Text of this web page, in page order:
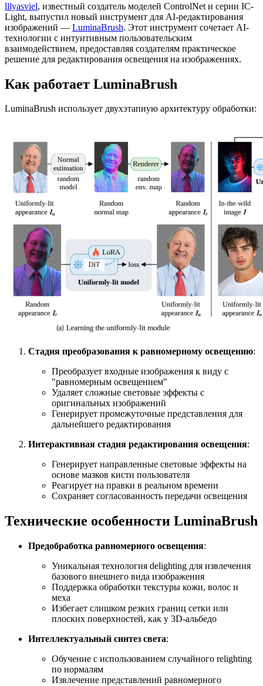
lllyasviel, известный создатель моделей ControlNet и серии IC-
Light, выпустил новый инструмент для AI-редактирования
изображений — LuminaBrush. Этот инструмент сочетает AI-
технологии с интуитивным пользовательским
взаимодействием, предоставляя создателям практическое
решение для редактирования освещения на изображениях.
Как работает LuminaBrush
LuminaBrush использует двухэтапную архитектуру обработки:
Стадия преобразования к равномерному освещению:
Преобразует входные изображения к виду с
"равномерным освещением"
Удаляет сложные световые эффекты с
оригинальных изображений
Генерирует промежуточные представления для
дальнейшего редактирования
Интерактивная стадия редактирования освещения:
Генерирует направленные световые эффекты на
основе мазков кисти пользователя
Реагирует на правки в реальном времени
Сохраняет согласованность передачи освещения
Технические особенности LuminaBrush
Предобработка равномерного освещения:
Уникальная технология delighting для извлечения
базового внешнего вида изображения
Поддержка обработки текстуры кожи, волос и
меха
Избегает слишком резких границ сетки или
плоских поверхностей, как у 3D-альбедо
Интеллектуальный синтез света:
Обучение с использованием случайного relighting
по нормалям
Извлечение представлений равномерного